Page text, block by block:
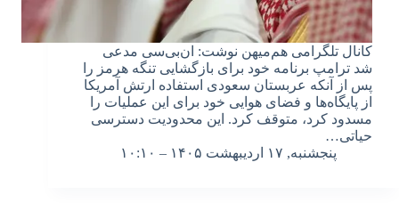
کانال تلگرامی هم‌میهن نوشت: ان‌بی‌سی مدعی
شد ترامپ برنامه خود برای بازگشایی تنگه هرمز را
پس از آنکه عربستان سعودی استفاده ارتش آمریکا
از پایگاه‌ها و فضای هوایی خود برای این عملیات را
مسدود کرد، متوقف کرد. این محدودیت دسترسی
حیاتی…
پنجشنبه, ۱۷ اردیبهشت ۱۴۰۵ – ۱۰:۱۰